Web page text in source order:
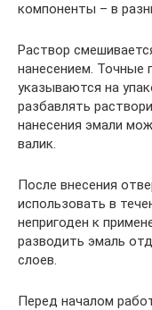
компоненты – в
Раствор
нанесением. Точные
указываются на
разбавлять
нанесения эмали
валик.
После внесения
использовать в
непригоден к
разводить эмаль
слоев.
Перед началом